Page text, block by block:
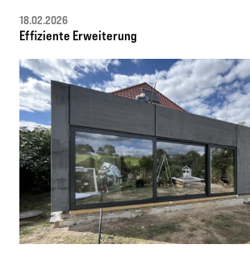
18.02.2026
Effiziente Erweiterung